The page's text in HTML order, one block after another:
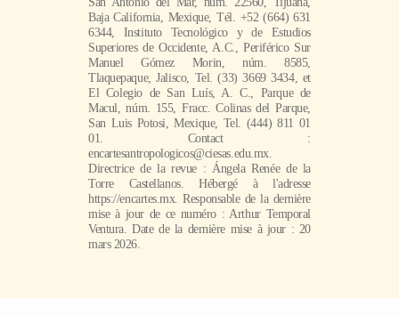
Baja California, Mexique, Tél. +52 (664) 631
6344, Instituto Tecnológico y de Estudios
Superiores de Occidente, A.C., Periférico Sur
Manuel Gómez Morin, núm. 8585,
Tlaquepaque, Jalisco, Tel. (33) 3669 3434, et
El Colegio de San Luís, A. C., Parque de
Macul, núm. 155, Fracc. Colinas del Parque,
San Luis Potosi, Mexique, Tel. (444) 811 01
01. Contact :
encartesantropologicos@ciesas.edu.mx.
Directrice de la revue : Ángela Renée de la
Torre Castellanos. Hébergé à l'adresse
https://encartes.mx. Responsable de la dernière
mise à jour de ce numéro : Arthur Temporal
Ventura. Date de la dernière mise à jour : 20
mars 2026.